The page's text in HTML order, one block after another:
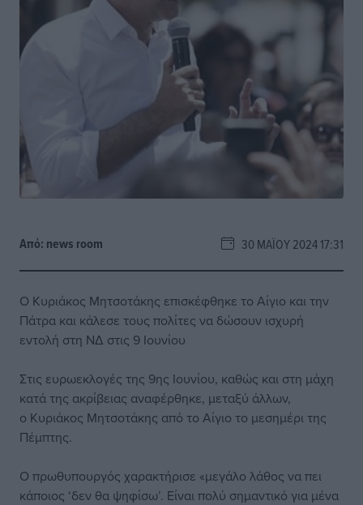
Από: news room 30 ΜΑΪ́ΟΥ 2024 17:31
Ο Κυριάκος Μητσοτάκης επισκέφθηκε το Αίγιο και την
Πάτρα και κάλεσε τους πολίτες να δώσουν ισχυρή
εντολή στη ΝΔ στις 9 Ιουνίου
Στις ευρωεκλογές της 9ης Ιουνίου, καθώς και στη μάχη
κατά της ακρίβειας αναφέρθηκε, μεταξύ άλλων,
ο Κυριάκος Μητσοτάκης από το Αίγιο το μεσημέρι της
Πέμπτης.
Ο πρωθυπουργός χαρακτήρισε «μεγάλο λάθος να πει
κάποιος ‘δεν θα ψηφίσω’. Είναι πολύ σημαντικό για μένα